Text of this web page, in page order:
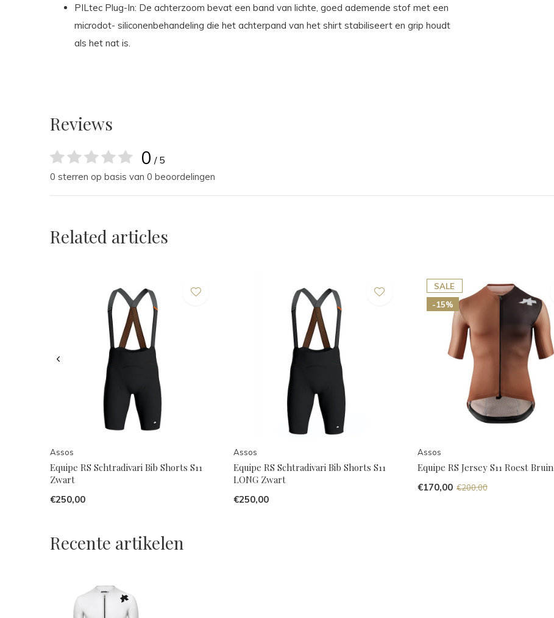
PILtec Plug-In: De achterzoom bevat een band van lichte, goed ademende stof met een
microdot- siliconenbehandeling die het achterpand van het shirt stabiliseert en grip houdt
als het nat is.
Reviews
0 / 5
0 sterren op basis van 0 beoordelingen
Related articles
Assos
Equipe RS Schtradivari Bib Shorts S11
Zwart
€250,00
Assos
Equipe RS Schtradivari Bib Shorts S11
LONG Zwart
€250,00
SALE
-15%
Assos
Equipe RS Jersey S11 Roest Bruin
€170,00 €200,00
Recente artikelen